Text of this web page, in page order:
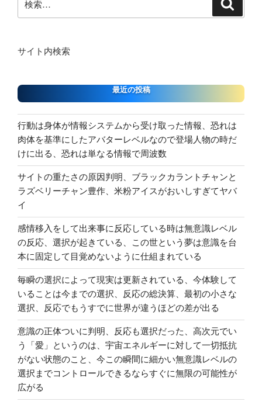
索:
サイト内検索
最近の投稿
行動は身体が情報システムから受け取った情報、恐れは
肉体を基準にしたアバターレベルなので登場人物の時だ
けに出る、恐れは単なる情報で周波数
サイトの重たさの原因判明、ブラックカラントチャンと
ラズベリーチャン豊作、米粉アイスがおいしすぎてヤバ
イ
感情移入をして出来事に反応している時は無意識レベル
の反応、選択が起きている、この世という夢は意識を台
本に固定して目覚めないように仕組まれている
毎瞬の選択によって現実は更新されている、今体験して
いることは今までの選択、反応の総決算、最初の小さな
選択、反応でもうすでに世界が違うほどの差が出る
意識の正体ついに判明、反応も選択だった、高次元でい
う「愛」というのは、宇宙エネルギーに対して一切抵抗
がない状態のこと、今この瞬間に細かい無意識レベルの
選択までコントロールできるならすぐに無限の可能性が
広がる